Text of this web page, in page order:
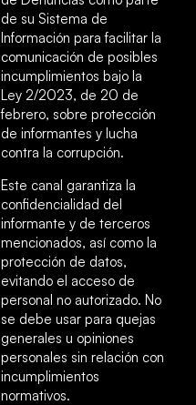
de su Sistema de
Información para facilitar la
comunicación de posibles
incumplimientos bajo la
Ley 2/2023, de 20 de
febrero, sobre protección
de informantes y lucha
contra la corrupción.
Este canal garantiza la
confidencialidad del
informante y de terceros
mencionados, así como la
protección de datos,
evitando el acceso de
personal no autorizado. No
se debe usar para quejas
generales u opiniones
personales sin relación con
incumplimientos
normativos.